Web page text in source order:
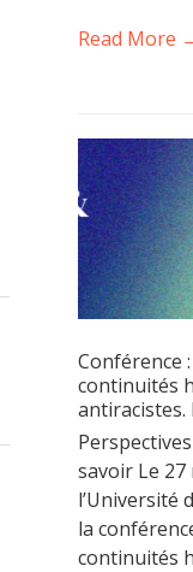
Read More
Conférence
continuités
antiracistes.
savoir Le 27
l’Université
la
continuités